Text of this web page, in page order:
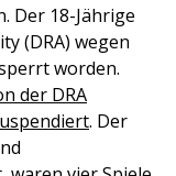
Der 18-Jährige
(DRA) wegen
worden.
der DRA
. Der